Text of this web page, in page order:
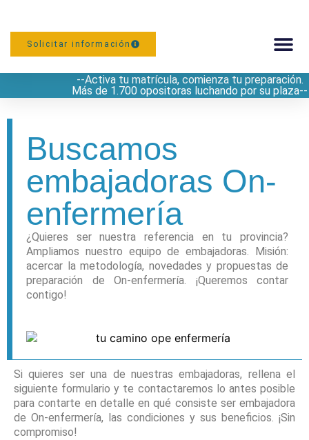
Solicitar información
--Activa tu matrícula, comienza tu preparación.
Más de 1.700 opositoras luchando por su plaza--
Buscamos
embajadoras On-
enfermería
¿Quieres ser nuestra referencia en tu provincia?
Ampliamos nuestro equipo de embajadoras. Misión:
acercar la metodología, novedades y propuestas de
preparación de On-enfermería. ¡Queremos contar
contigo!
Si quieres ser una de nuestras embajadoras, rellena el
siguiente formulario y te contactaremos lo antes posible
para contarte en detalle en qué consiste ser embajadora
de On-enfermería, las condiciones y sus beneficios. ¡Sin
compromiso!